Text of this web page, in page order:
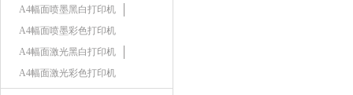
A4幅面喷墨黑白打印机
A4幅面喷墨彩色打印机
A4幅面激光黑白打印机
A4幅面激光彩色打印机